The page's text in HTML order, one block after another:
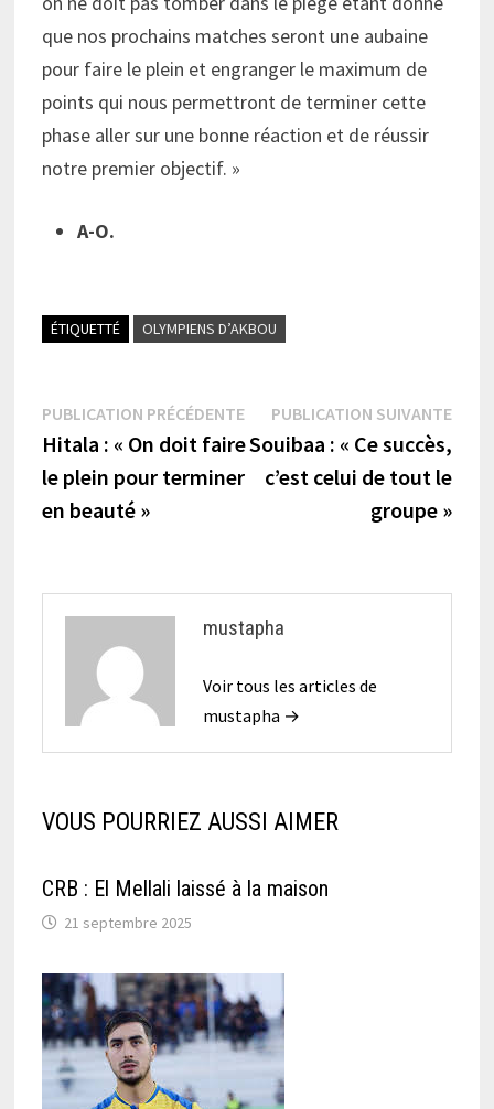
que nos prochains matches seront une aubaine
pour faire le plein et engranger le maximum de
points qui nous permettront de terminer cette
phase aller sur une bonne réaction et de réussir
notre premier objectif. »
A-O.
ÉTIQUETTÉ OLYMPIENS D’AKBOU
Navigation
de
l’article
PUBLICATION PRÉCÉDENTEPublication
précédente :
Hitala : « On doit faire
le plein pour terminer
en beauté »
PUBLICATION SUIVANTE
Souibaa : « Ce succès,
c’est celui de tout le
groupe »
mustapha
Voir tous les articles de
mustapha →
VOUS POURRIEZ AUSSI AIMER
CRB : El Mellali laissé à la maison
21 septembre 2025